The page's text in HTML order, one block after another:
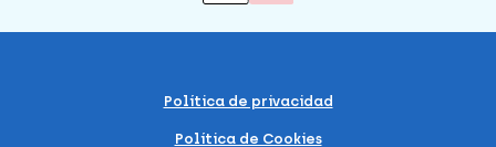
Política de privacidad
Política de Cookies